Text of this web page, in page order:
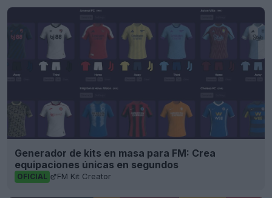
Generador de kits en masa para FM: Crea
equipaciones únicas en segundos
OFICIAL FM Kit Creator